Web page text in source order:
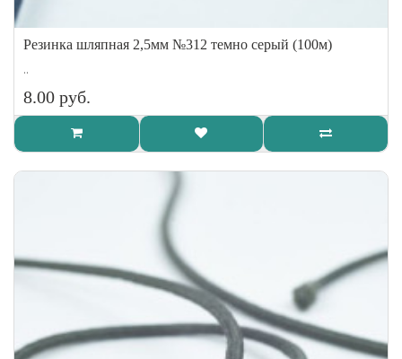
Резинка шляпная 2,5мм №312 темно серый (100м)
..
8.00 руб.